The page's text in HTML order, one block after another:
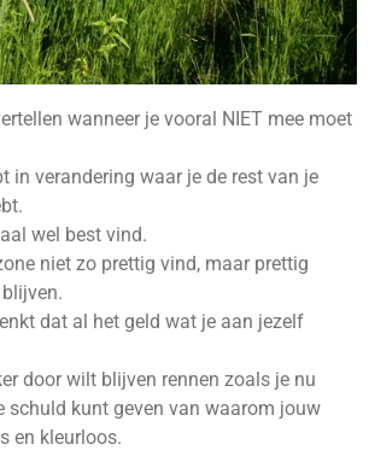
wanneer je vooral NIET mee moet
in verandering waar je de rest van je
wel best vind.
niet zo prettig vind, maar prettig
dat al het geld wat je aan jezelf
door wilt blijven rennen zoals je nu
schuld kunt geven van waarom jouw
en kleurloos.